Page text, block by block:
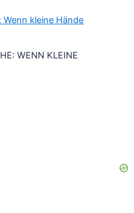
WENN KLEINE